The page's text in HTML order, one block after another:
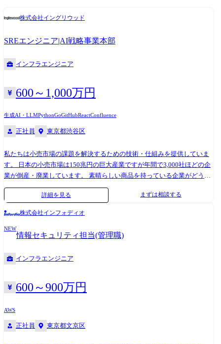
SalseForceの導入・カスタイマイズ(CRM系) ・ServiceNowの開発・カスタ
大手通信業界 企業様 〈概要〉販売実績をもとに最適な発注数を算出する
細設計、開発、 テスト、リリース、運用保守 〈使用技術〉 言語⇒Java、
ウェア販売企業様 〈概要〉ITハードウェア機器販売買取のお見積用web
DB⇒mySQL クラウド⇒AWS その他⇒react、FastAPI、API Gateway ⑤そ
務の構築(ERPパッケージの導入・カスタマイズ) ・大手保険会社(社内シ
ステム更改) ・大手クレジットカード会社(発券システムの構築) ・大手広
告会社データ基盤の構築/更改(AWS等、クラウド環境への移行) ・大手通
信会社(ビックデータ収集システムの構築) ・大手通信会社5G認証/コアネ
ットワークの構築 ・システム連携部の構築(SOA、API、JOB 構築) ・
SalseForceの導入・カスタイマイズ(CRM系) ・ServiceNowの開発・カスタ
株式会社イングリウッド
SREエンジニア|AI戦略事業本部
インフラエンジニア
600～1,000万円
生成AI・LLMPythonGoGitHubReactConfluence
正社員 東京都渋谷区
私たちは小売市場の課題を解決するための技術・仕組みを提供していま
す。 日本の小売市場は150兆円の巨大産業ですが年間で3,000社ほどの企
業が倒産・廃業しています。 素晴らしい商品を持っている企業がどうす
れば顧客に届けれらるかや商品の売り方を理解できていないのが現状で
す。 クライアントや社内から課題について担当者からヒアリングを行
社説明資
料:https://inglewood.app.box.com/s/kpa3ydfmvwjlw2l8ffa2musebbaecqtc 課
題からPoCの検証・実施を素早く行うために新たなメンバーを募集しま
す。 PoCの結果が良ければそのまま新システムの構築を担当していただ
ルウェアやフレームワーク等の技術選定と技術検証 API、並列分散処理
などアプリケーションアーキテクチャ全体の設計、実装 コーディングル
ン組織内での技術共有 他の職種とのコミュニケーションを取り、要件を
詳細を見る まずは相談する
株式会社インフォディオ
NEW
情報セキュリティ担当(管理職)
インフラエンジニア
600～900万円
AWS
正社員 東京都文京区